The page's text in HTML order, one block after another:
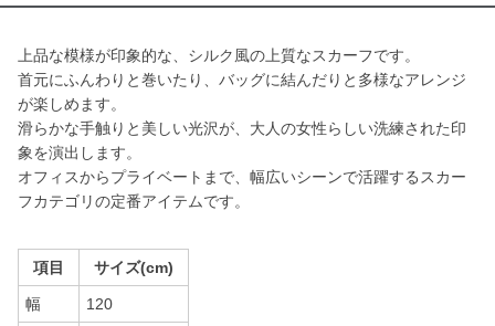
上品な模様が印象的な、シルク風の上質なスカーフです。
首元にふんわりと巻いたり、バッグに結んだりと多様なアレンジ
が楽しめます。
滑らかな手触りと美しい光沢が、大人の女性らしい洗練された印
象を演出します。
オフィスからプライベートまで、幅広いシーンで活躍するスカー
フカテゴリの定番アイテムです。
項目 サイズ(cm)
幅 120